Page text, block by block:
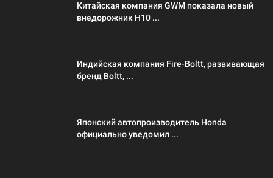
Китайская компания GWM показала новый
внедорожник H10 ...
Индийская компания Fire-Boltt, развивающая
бренд Boltt, ...
Японский автопроизводитель Honda
официально уведомил ...